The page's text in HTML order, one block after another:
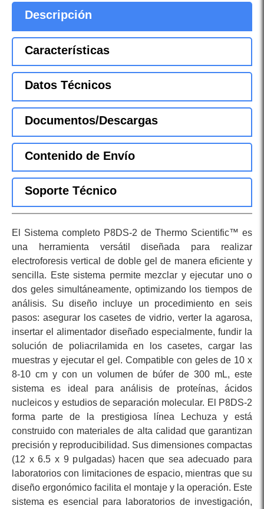
Descripción
Características
Datos Técnicos
Documentos/Descargas
Contenido de Envío
Soporte Técnico
El Sistema completo P8DS-2 de Thermo Scientific™ es
una herramienta versátil diseñada para realizar
electroforesis vertical de doble gel de manera eficiente y
sencilla. Este sistema permite mezclar y ejecutar uno o
dos geles simultáneamente, optimizando los tiempos de
análisis. Su diseño incluye un procedimiento en seis
pasos: asegurar los casetes de vidrio, verter la agarosa,
insertar el alimentador diseñado especialmente, fundir la
solución de poliacrilamida en los casetes, cargar las
muestras y ejecutar el gel. Compatible con geles de 10 x
8-10 cm y con un volumen de búfer de 300 mL, este
sistema es ideal para análisis de proteínas, ácidos
nucleicos y estudios de separación molecular. El P8DS-2
forma parte de la prestigiosa línea Lechuza y está
construido con materiales de alta calidad que garantizan
precisión y reproducibilidad. Sus dimensiones compactas
(12 x 6.5 x 9 pulgadas) hacen que sea adecuado para
laboratorios con limitaciones de espacio, mientras que su
diseño ergonómico facilita el montaje y la operación. Este
sistema es esencial para laboratorios de investigación,